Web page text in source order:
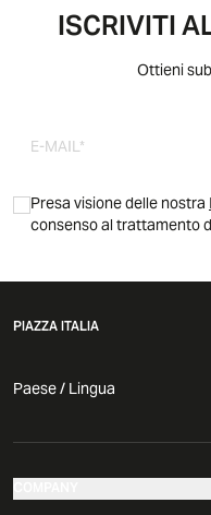
ISCRIVITI
Ottieni
Presa visione delle nostra
consenso al trattamento
PIAZZA ITALIA
Paese / Lingua